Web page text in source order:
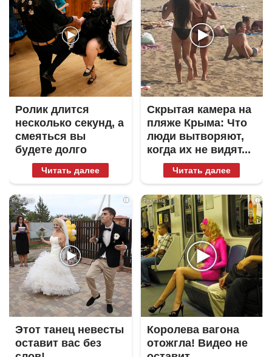
Ролик длится
несколько секунд, а
смеяться вы
будете долго
Читать далее
Скрытая камера на
пляже Крыма: Что
люди вытворяют,
когда их не видят...
Читать далее
i
Этот танец невесты
оставит вас без
i
Королева вагона
отожгла! Видео не